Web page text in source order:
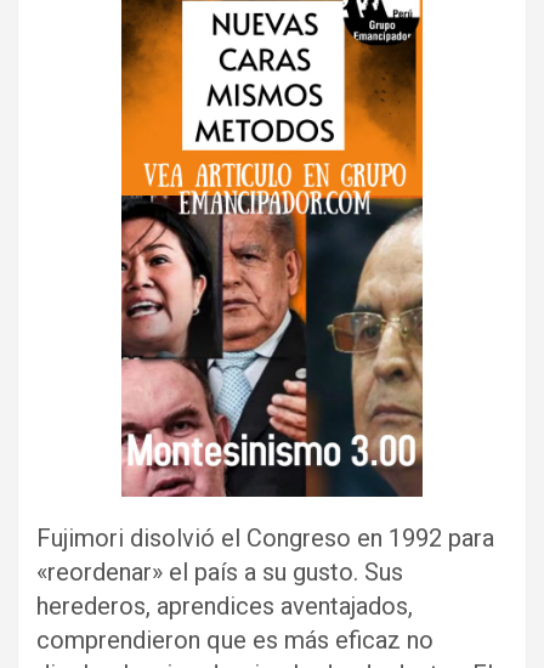
Fujimori disolvió el Congreso en 1992 para
«reordenar» el país a su gusto. Sus
herederos, aprendices aventajados,
comprendieron que es más eficaz no